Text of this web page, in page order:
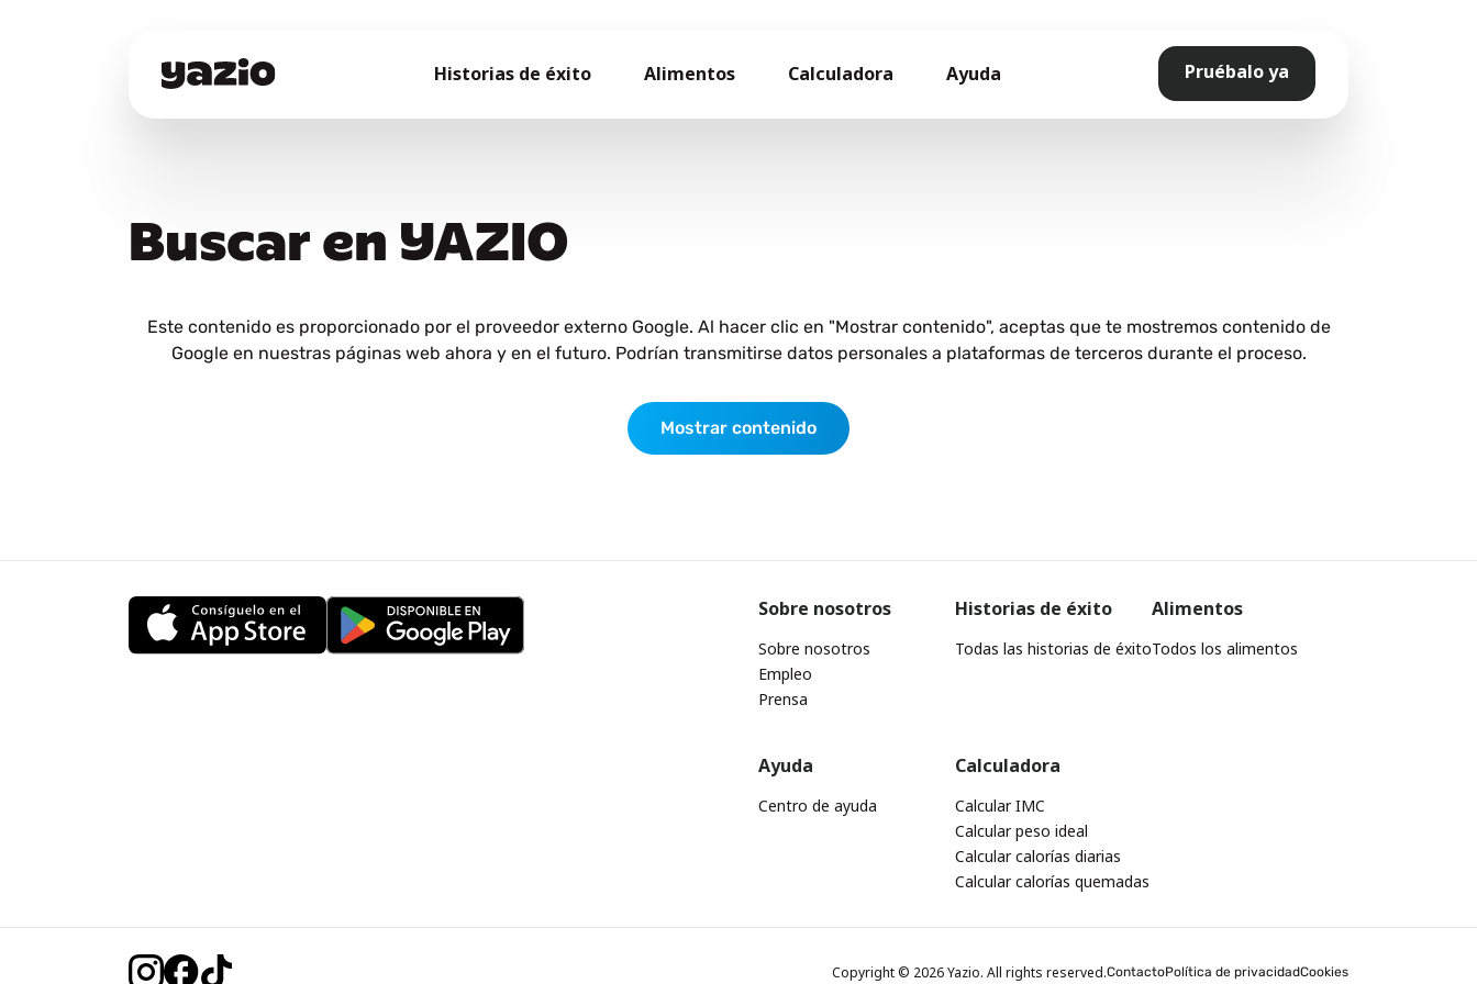
Historias de éxito Alimentos Calculadora Ayuda Pruébalo ya
Buscar en YAZIO
Este contenido es proporcionado por el proveedor externo Google. Al hacer clic en "Mostrar contenido", aceptas que te mostremos contenido de
Google en nuestras páginas web ahora y en el futuro. Podrían transmitirse datos personales a plataformas de terceros durante el proceso.
Mostrar contenido
Sobre nosotros
Sobre nosotros
Empleo
Prensa
Historias de éxito
Todas las historias de éxito
Alimentos
Todos los alimentos
Ayuda
Centro de ayuda
Calculadora
Calcular IMC
Calcular peso ideal
Calcular calorías diarias
Calcular calorías quemadas
Copyright © 2026 Yazio. All rights reserved.ContactoPolítica de privacidadCookies